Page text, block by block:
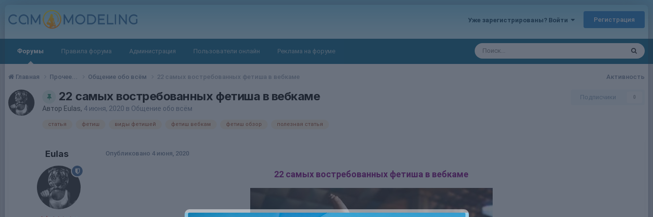
Уже зарегистрированы? Войти Регистрация
Форумы Правила форума Администрация Пользователи онлайн Реклама на форуме
Активность
Главная Прочее... Общение обо всём 22 самых востребованных фетиша в вебкаме
Подписчики 0
22 самых востребованных фетиша в вебкаме
Автор Eulas, 4 июня, 2020 в Общение обо всём
статья фетиш виды фетишей фетиш вебкам фетиш обзор полезная статья
Eulas Опубликовано 4 июня, 2020
22 самых востребованных фетиша в вебкаме